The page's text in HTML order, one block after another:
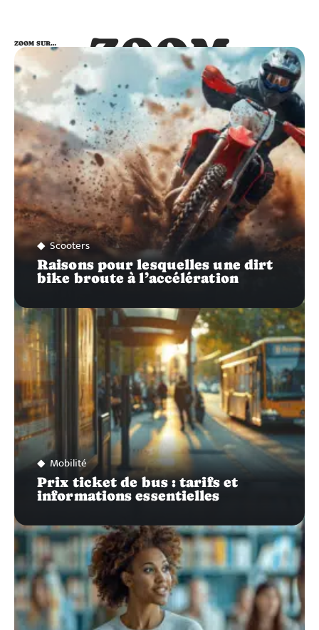
ZOOM
SUR…
ZOOM SUR…
Scooters
Raisons pour lesquelles une dirt
bike broute à l’accélération
Mobilité
Prix ticket de bus : tarifs et
informations essentielles